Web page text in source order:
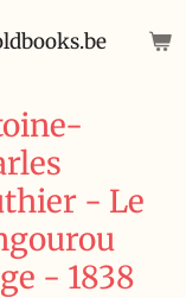
- Le
- 1838